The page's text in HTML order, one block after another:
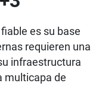
es su base
requieren una
infraestructura
multicapa de